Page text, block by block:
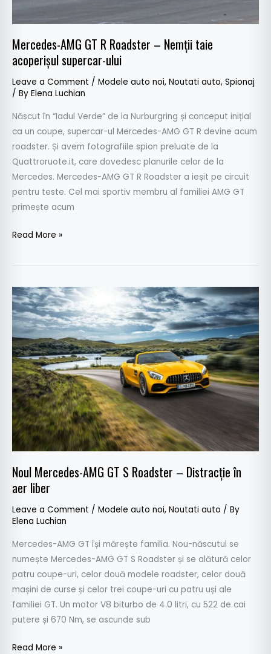
Mercedes-AMG GT R Roadster – Nemții taie
acoperișul supercar-ului
Leave a Comment / Modele auto noi, Noutati auto, Spionaj
/ By Elena Luchian
Născut în “Iadul Verde” de la Nurburgring și conceput inițial
ca un coupe, supercar-ul Mercedes-AMG GT R devine acum
roadster. Și avem fotografiile spion preluate de la
Quattroruote.it, care dovedesc planurile celor de la
Mercedes. Mercedes-AMG GT R Roadster a ieșit pe circuit
pentru teste. Cel mai sportiv membru al familiei AMG GT
primește acum
Read More »
Noul Mercedes-AMG GT S Roadster – Distracție în
aer liber
Leave a Comment / Modele auto noi, Noutati auto / By
Elena Luchian
Mercedes-AMG GT își mărește familia. Nou-născutul se
numește Mercedes-AMG GT S Roadster și se alătură celor
patru coupe-uri, celor două modele roadster, celor două
mașini de curse și celor trei coupe-uri cu patru uși ale
familiei GT. Un motor V8 biturbo de 4.0 litri, cu 522 de cai
putere și 670 Nm, se ascunde sub
Noul
Mercedes-
AMG
GT
S
Roadster
–
Distracție
în
aer
liber
Read More »